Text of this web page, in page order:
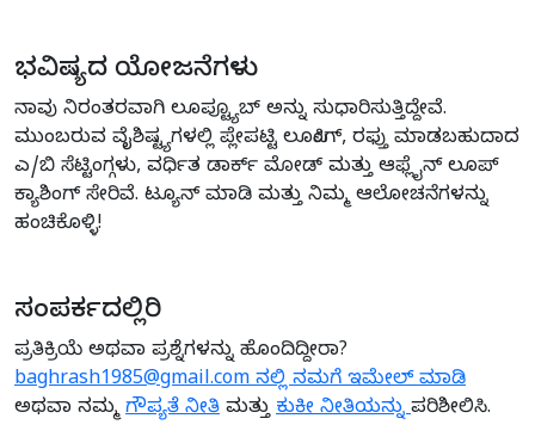
ಭವಿಷ್ಯದ ಯೋಜನೆಗಳು
ನಾವು ನಿರಂತರವಾಗಿ ಲೂಪ್ಟ್ಯೂಬ್ ಅನ್ನು ಸುಧಾರಿಸುತ್ತಿದ್ದೇವೆ.
ಮುಂಬರುವ ವೈಶಿಷ್ಟ್ಯಗಳಲ್ಲಿ ಪ್ಲೇಪಟ್ಟಿ ಲೂಪಿಂಗ್, ರಫ್ತು ಮಾಡಬಹುದಾದ
ಎ/ಬಿ ಸೆಟ್ಟಿಂಗ್ಗಳು, ವರ್ಧಿತ ಡಾರ್ಕ್ ಮೋಡ್ ಮತ್ತು ಆಫ್ಲೈನ್ ಲೂಪ್
ಕ್ಯಾಶಿಂಗ್ ಸೇರಿವೆ. ಟ್ಯೂನ್ ಮಾಡಿ ಮತ್ತು ನಿಮ್ಮ ಆಲೋಚನೆಗಳನ್ನು
ಹಂಚಿಕೊಳ್ಳಿ!
ಸಂಪರ್ಕದಲ್ಲಿರಿ
ಪ್ರತಿಕ್ರಿಯೆ ಅಥವಾ ಪ್ರಶ್ನೆಗಳನ್ನು ಹೊಂದಿದ್ದೀರಾ?
baghrash1985@gmail.com ನಲ್ಲಿ ನಮಗೆ ಇಮೇಲ್ ಮಾಡಿ
ಅಥವಾ ನಮ್ಮಗೌಪ್ಯತೆ ನೀತಿ ಮತ್ತುಕುಕೀ ನೀತಿಯನ್ನುಪರಿಶೀಲಿಸಿ.